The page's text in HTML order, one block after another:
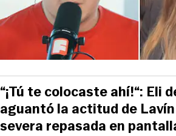
“¡Tú te colocaste ahí!“: Eli
aguantó la actitud de Lavín
severa repasada en